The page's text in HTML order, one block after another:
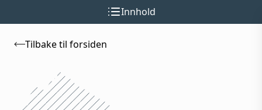
Tilbake til forsiden
Innhold